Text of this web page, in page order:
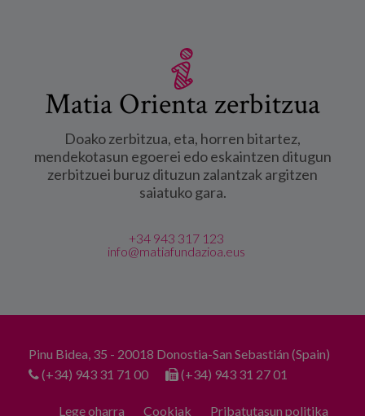
Matia Orienta zerbitzua
Doako zerbitzua, eta, horren bitartez,
mendekotasun egoerei edo eskaintzen ditugun
zerbitzuei buruz dituzun zalantzak argitzen
saiatuko gara.
+34 943 317 123
info@matiafundazioa.eus
Pinu Bidea, 35 - 20018 Donostia-San Sebastián (Spain)
(+34) 943 31 71 00
(+34) 943 31 27 01
Lege oharra Cookiak Pribatutasun politika